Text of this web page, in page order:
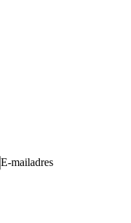
E-mailadres